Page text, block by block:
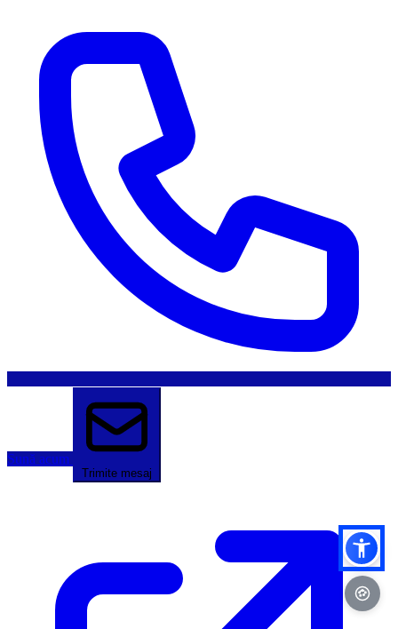
Sună acum
Trimite mesaj